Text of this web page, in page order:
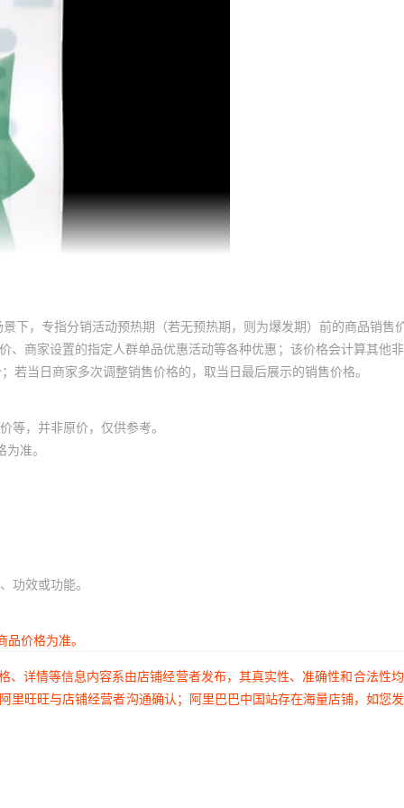
下，专指分销活动预热期（若无预热期，则为爆发期）前的商品销售
商家设置的指定人群单品优惠活动等各种优惠；该价格会计算其他
当日商家多次调整销售价格的，取当日最后展示的销售价格。
等，并非原价，仅供参考。
准。
功效或功能。
价格为准。
详情等信息内容系由店铺经营者发布，其真实性、准确性和合法性
旺旺与店铺经营者沟通确认；阿里巴巴中国站存在海量店铺，如您